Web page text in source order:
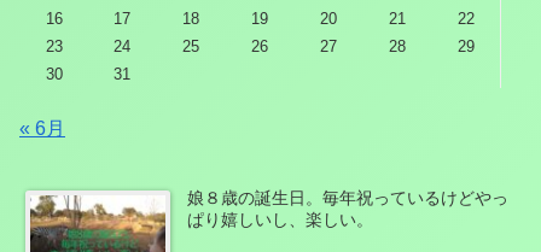
16
17 18 19 20 21
22
23
24 25 26 27 28
29
30
31
« 6月
娘８歳の誕生日。毎年祝っているけどやっ
ぱり嬉しいし、楽しい。